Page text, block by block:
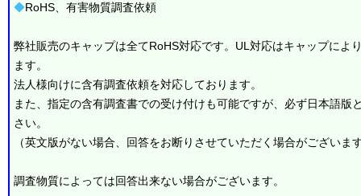
◆RoHS、有害物質調査依頼
弊社販売のキャップは全てRoHS対応です。UL対応はキャップによ
ます。
法人様向けに含有調査依頼を対応しております。
また、指定の含有調査書での受け付けも可能ですが、必ず日本語版
さい。
（英文版がない場合、回答をお断りさせていただく場合がございま
調査物質によっては回答出来ない場合がございます。